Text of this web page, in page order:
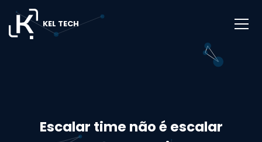
KEL TECH
Escalar time não é escalar